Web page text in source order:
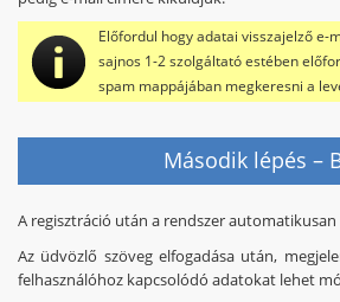
Előfordul hogy adatai visszajelző e-
sajnos 1-2 szolgáltató estében
spam mappájában megkeresni a
Második lépés –
A regisztráció után a rendszer
Az üdvözlő szöveg elfogadása után,
felhasználóhoz kapcsolódó adatokat lehet